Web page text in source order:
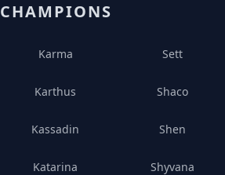
CHAMPIONS
Karma
Karthus
Kassadin
Katarina
Sett
Shaco
Shen
Shyvana